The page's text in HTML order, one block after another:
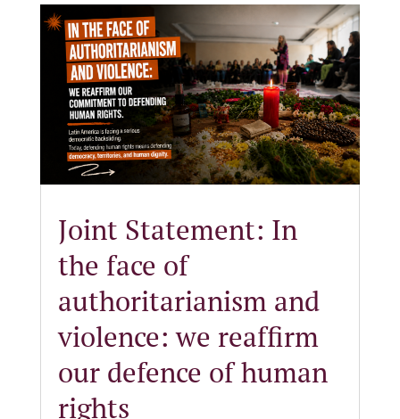
Joint Statement: In
the face of
authoritarianism and
violence: we reaffirm
our defence of human
rights